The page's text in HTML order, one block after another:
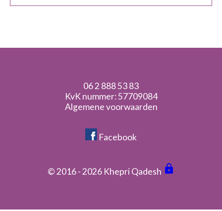
06 2 888 53 83
KvK nummer: 57709084
Algemene voorwaarden
Facebook
© 2016 - 2026 Khepri Qadesh lock